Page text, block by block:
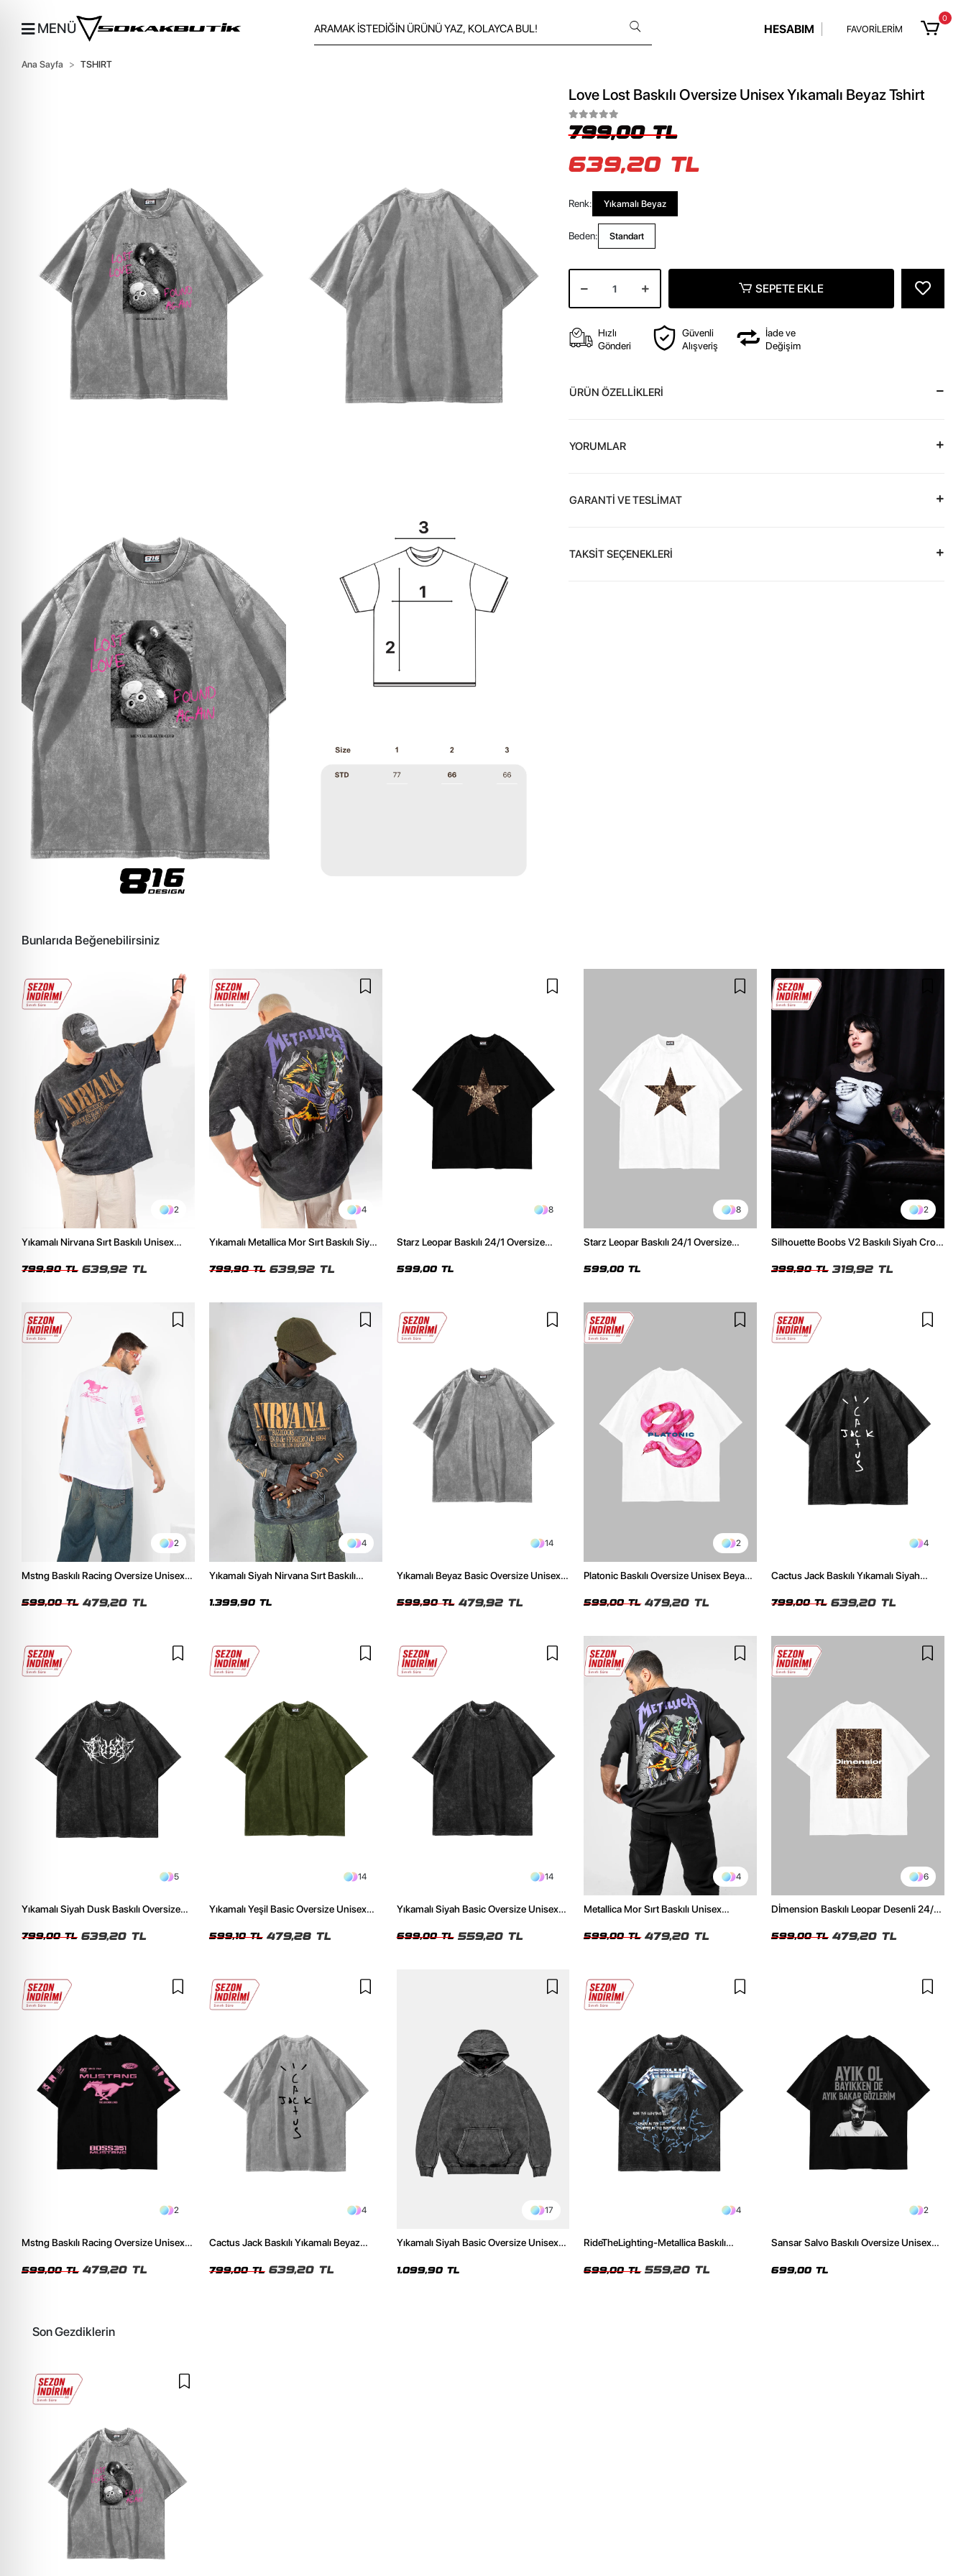
MENÜ HESABIM FAVORİLERİM
0
Ana Sayfa TSHIRT
Love Lost Baskılı Oversize Unisex Yıkamalı Beyaz Tshirt
799,00 TL
639,20 TL
Renk: Yıkamalı Beyaz
Beden: Standart
SEPETE EKLE
Hızlı
Gönderi
Güvenli
Alışveriş
İade ve
Değişim
ÜRÜN ÖZELLİKLERİ
YORUMLAR
GARANTİ VE TESLİMAT
TAKSİT SEÇENEKLERİ
Bunlarıda Beğenebilirsiniz
2
Yıkamalı Nirvana Sırt Baskılı Unisex
799,90 TL 639,92 TL
4
Yıkamalı Metallica Mor Sırt Baskılı Siyah
799,90 TL 639,92 TL
8
Starz Leopar Baskılı 24/1 Oversize
599,00 TL
8
Starz Leopar Baskılı 24/1 Oversize
599,00 TL
2
Silhouette Boobs V2 Baskılı Siyah Crop
399,90 TL 319,92 TL
2
Mstng Baskılı Racing Oversize Unisex
599,00 TL 479,20 TL
4
Yıkamalı Siyah Nirvana Sırt Baskılı
1.399,90 TL
14
Yıkamalı Beyaz Basic Oversize Unisex
599,90 TL 479,92 TL
2
Platonic Baskılı Oversize Unisex Beyaz
599,00 TL 479,20 TL
4
Cactus Jack Baskılı Yıkamalı Siyah
799,00 TL 639,20 TL
5
Yıkamalı Siyah Dusk Baskılı Oversize
799,00 TL 639,20 TL
14
Yıkamalı Yeşil Basic Oversize Unisex
599,10 TL 479,28 TL
14
Yıkamalı Siyah Basic Oversize Unisex
699,00 TL 559,20 TL
4
Metallica Mor Sırt Baskılı Unisex
599,00 TL 479,20 TL
6
Dİmension Baskılı Leopar Desenli 24/1
599,00 TL 479,20 TL
2
Mstng Baskılı Racing Oversize Unisex
599,00 TL 479,20 TL
4
Cactus Jack Baskılı Yıkamalı Beyaz
799,00 TL 639,20 TL
17
Yıkamalı Siyah Basic Oversize Unisex
1.099,90 TL
4
RideTheLighting-Metallica Baskılı
699,00 TL 559,20 TL
2
Sansar Salvo Baskılı Oversize Unisex
699,00 TL
Son Gezdiklerin